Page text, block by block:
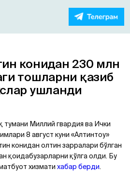
конидан 230 млн
тошларни қазиб
ушланди
тумани Миллий гвардия ва Ички
8 август куни «Aлтинтоу»
конидан олтин зарралари бўлган
қоидабузарларни қўлга олди. Бу
хизмати хабар берди.